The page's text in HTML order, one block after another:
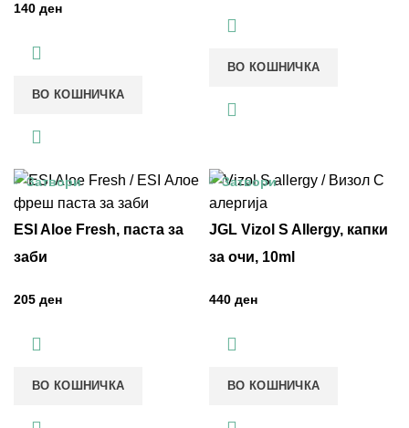
ден
ВО КОШНИЧКА
ВО КОШНИЧКА
Затвори
ESI Aloe Fresh, паста за
заби
ден
ВО КОШНИЧКА
Затвори
JGL Vizol S Allergy, капки
за очи, 10ml
ден
ВО КОШНИЧКА